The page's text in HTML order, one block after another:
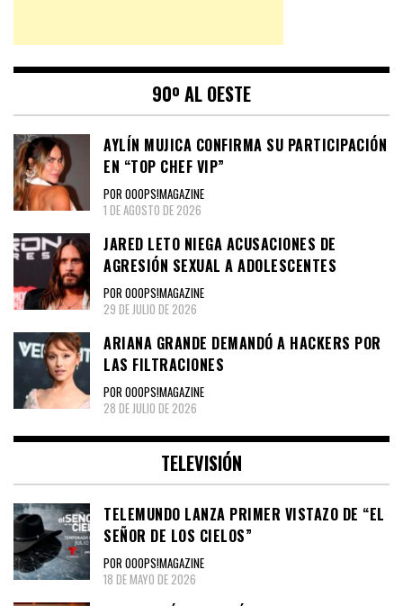
90º AL OESTE
AYLÍN MUJICA CONFIRMA SU PARTICIPACIÓN
EN “TOP CHEF VIP”
POR OOOPS!MAGAZINE
1 DE AGOSTO DE 2026
JARED LETO NIEGA ACUSACIONES DE
AGRESIÓN SEXUAL A ADOLESCENTES
POR OOOPS!MAGAZINE
29 DE JULIO DE 2026
ARIANA GRANDE DEMANDÓ A HACKERS POR
LAS FILTRACIONES
POR OOOPS!MAGAZINE
28 DE JULIO DE 2026
TELEVISIÓN
TELEMUNDO LANZA PRIMER VISTAZO DE “EL
SEÑOR DE LOS CIELOS”
POR OOOPS!MAGAZINE
18 DE MAYO DE 2026